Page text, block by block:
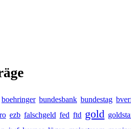
boehringer bundesbank bundestag
ezb falschgeld fed ftd gold